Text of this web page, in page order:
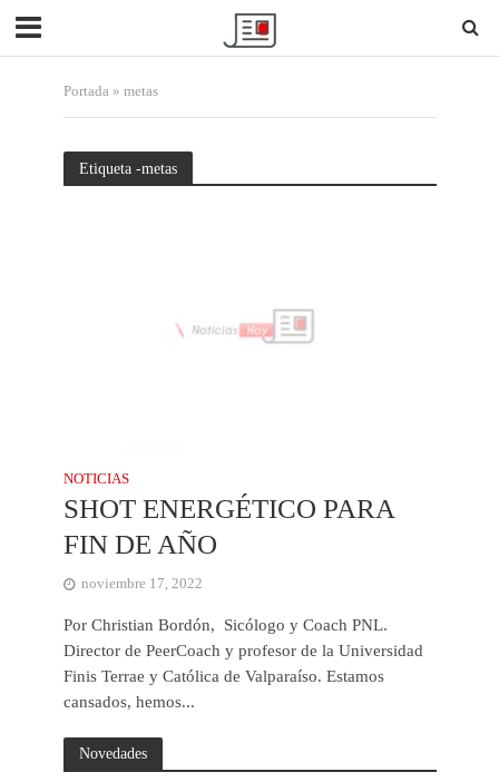
Portada» metas
Etiqueta -metas
NOTICIAS
SHOT ENERGÉTICO PARA
FIN DE AÑO
noviembre 17, 2022
Por Christian Bordón, Sicólogo y Coach PNL.
Director de PeerCoach y profesor de la Universidad
Finis Terrae y Católica de Valparaíso. Estamos
cansados, hemos...
Novedades